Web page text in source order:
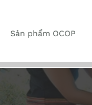
Sản phẩm OCOP